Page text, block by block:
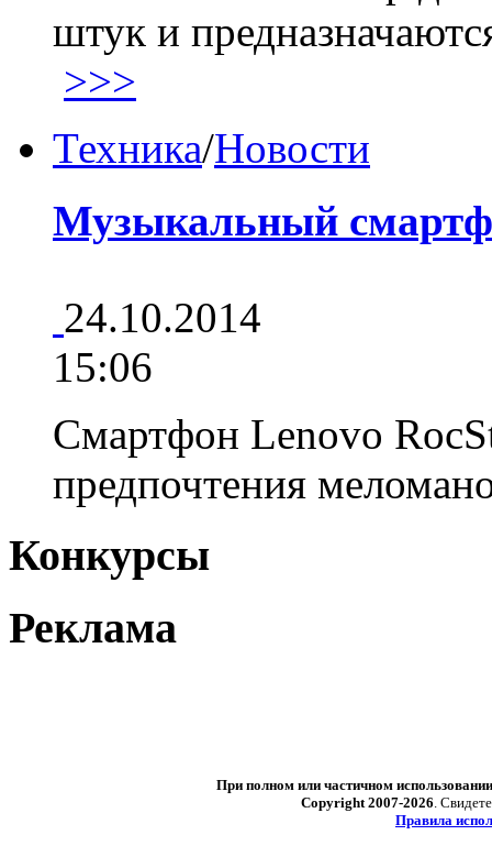
штук и
>>>
Техника/Новости
Музыкальный
24.10.2014
15:06
Смартфон Lenovo
предпочтения
Конкурсы
Реклама
При полном или частичном
Copyright 2007-2026.
Правила